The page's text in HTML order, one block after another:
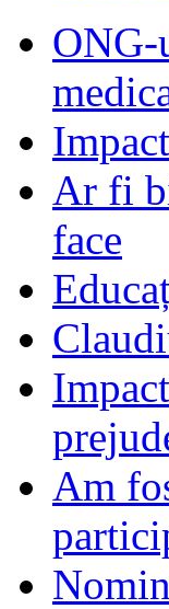
ONG-
Ar fi
face
Am